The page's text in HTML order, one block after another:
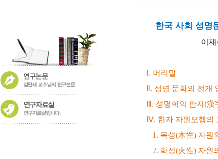
한국 사회 성명
이재
Ⅰ. 머리말
Ⅱ. 성명 문화의 전개
Ⅲ. 성명학의 한자(漢
Ⅳ. 한자 자원오행의
1. 목성(木性) 자원
2. 화성(火性) 자원